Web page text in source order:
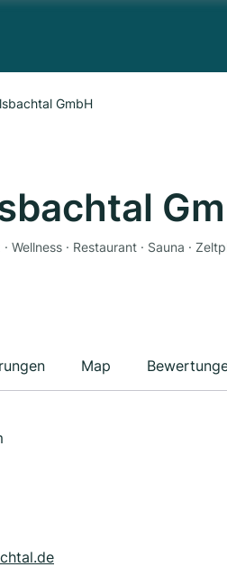
GmbH
Wellness · Restaurant · Sauna ·
Map